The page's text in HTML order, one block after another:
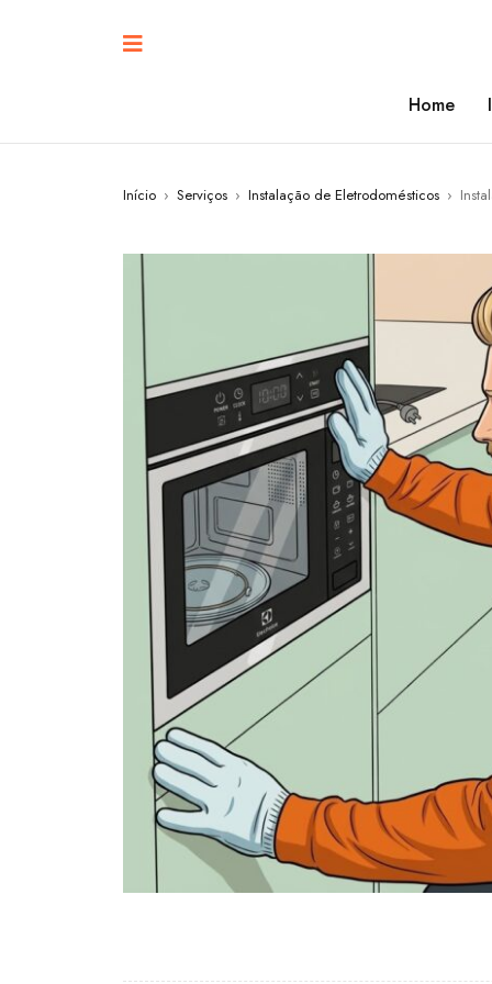
Home
Início › Serviços › Instalação de Eletrodomésticos ›